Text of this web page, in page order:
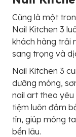
Cũng là một
Nail Kitchen 3
khách hàng trải
sang trọng và
Nail Kitchen 3
dưỡng móng,
nail art theo yêu
tiệm luôn đảm
tín, giúp móng
bền lâu.